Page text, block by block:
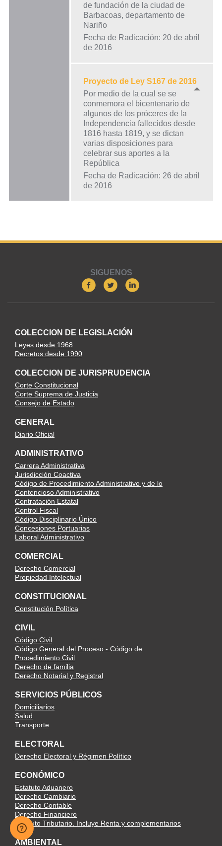
de fundación de la ciudad de
Barbacoas, departamento de
Nariño
Fecha de Radicación: 20 de abril
de 2016
Proyecto de Ley S167 de 2016
Por medio de la cual se se
conmemora el bicentenario de
algunos de los próceres de la
Independencia fallecidos desde
1816 hasta 1819, y se dictan
varias disposiciones para
celebrar sus aportes a la
República
Fecha de Radicación: 26 de abril
de 2016
SIGUENOS
COLECCION DE LEGISLACIÓN
Leyes desde 1968
Decretos desde 1990
COLECCION DE JURISPRUDENCIA
Corte Constitucional
Corte Suprema de Justicia
Consejo de Estado
GENERAL
Diario Oficial
ADMINISTRATIVO
Carrera Administrativa
Jurisdicción Coactiva
Código de Procedimiento Administrativo y de lo
Contencioso Administrativo
Contratación Estatal
Control Fiscal
Código Disciplinario Único
Concesiones Portuarias
Laboral Administrativo
COMERCIAL
Derecho Comercial
Propiedad Intelectual
CONSTITUCIONAL
Constitución Política
CIVIL
Código Civil
Código General del Proceso - Código de
Procedimiento Civil
Derecho de familia
Derecho Notarial y Registral
SERVICIOS PÚBLICOS
Domiciliarios
Salud
Transporte
ELECTORAL
Derecho Electoral y Régimen Político
ECONÓMICO
Estatuto Aduanero
Derecho Cambiario
Derecho Contable
Derecho Financiero
Estatuto Tributario. Incluye Renta y complementarios
AMBIENTAL